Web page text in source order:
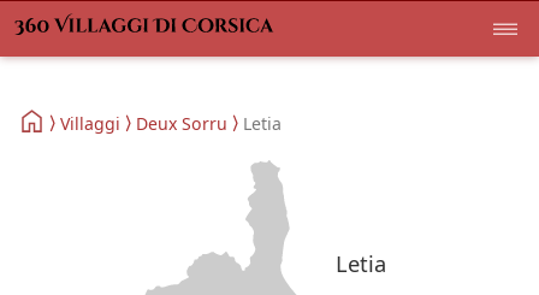
Villaggi Deux Sorru Letia
Letia